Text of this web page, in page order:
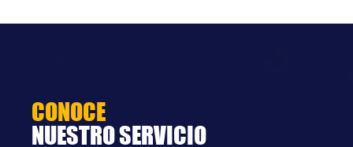
CONOCE
NUESTRO SERVICIO